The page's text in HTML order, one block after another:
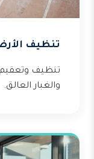
تنظيف
تنظيف وتعقيم
والغبار العالق.